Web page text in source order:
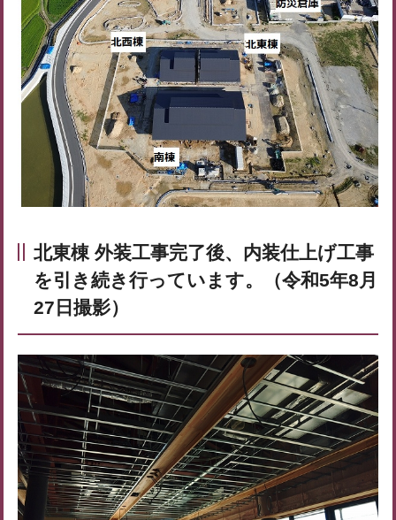
北東棟 外装工事完了後、内装仕上げ工事
を引き続き行っています。（令和5年8月
27日撮影）